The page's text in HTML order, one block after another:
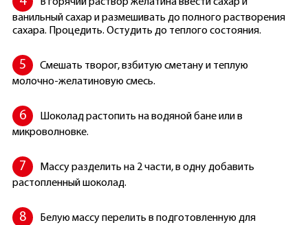
ванильный сахар и размешивать до полного растворения
сахара. Процедить. Остудить до теплого состояния.
Смешать творог, взбитую сметану и теплую
молочно-желатиновую смесь.
Шоколад растопить на водяной бане или в
микроволновке.
Массу разделить на 2 части, в одну добавить
растопленный шоколад.
Белую массу перелить в подготовленную для